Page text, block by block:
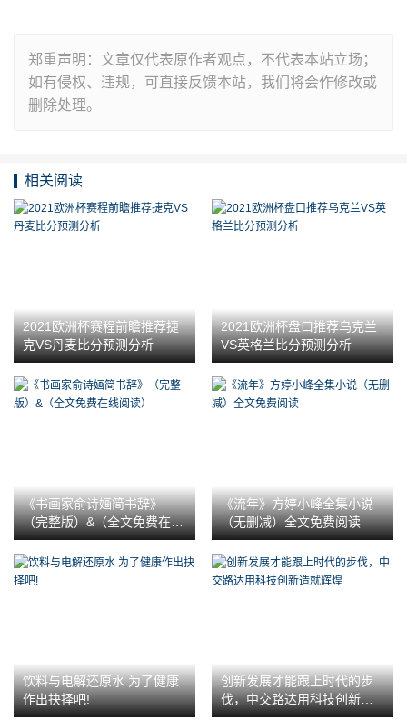
郑重声明：文章仅代表原作者观点，不代表本站立场；
如有侵权、违规，可直接反馈本站，我们将会作修改或
删除处理。
相关阅读
2021欧洲杯赛程前瞻推荐捷
克VS丹麦比分预测分析
2021欧洲杯盘口推荐乌克兰
VS英格兰比分预测分析
《书画家俞诗婳简书辞》
（完整版）&（全文免费在线
阅读）
《流年》方婷小峰全集小说
（无删减）全文免费阅读
饮料与电解还原水 为了健康
作出抉择吧!
创新发展才能跟上时代的步
伐，中交路达用科技创新造